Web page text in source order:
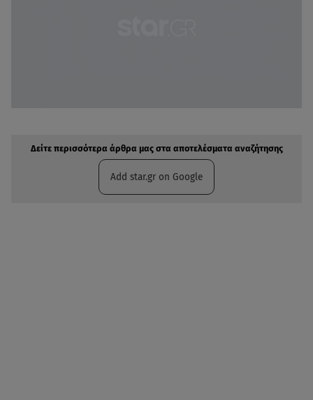
Δείτε περισσότερα άρθρα μας στα αποτελέσματα αναζήτησης
Add star.gr on Google